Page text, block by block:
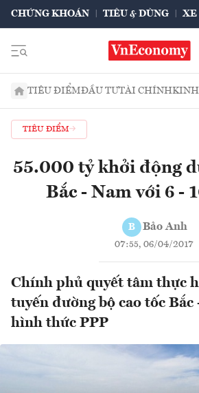
CHỨNG KHOÁN TIÊU & DÙNG XE
TIÊU ĐIỂMĐẦU TƯTÀI CHÍNHKINH
TIÊU ĐIỂM
55.000 tỷ khởi động
Bắc - Nam với 6 -
B Bảo Anh
07:55, 06/04/2017
Chính phủ quyết tâm thực
tuyến đường bộ cao tốc Bắc
hình thức PPP